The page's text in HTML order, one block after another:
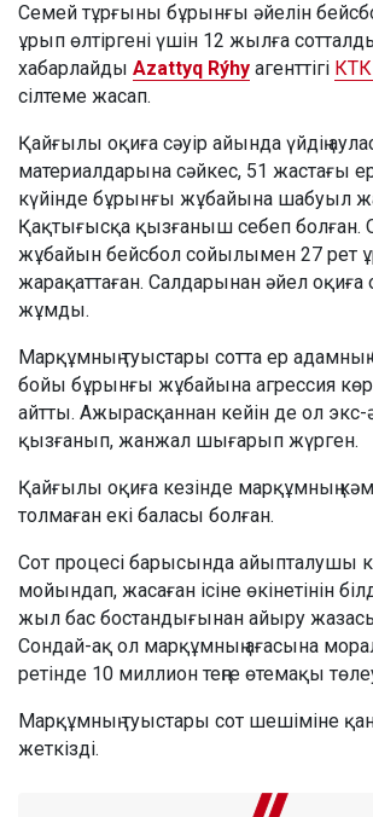
Семей тұрғыны бұрынғы әйелін
ұрып өлтіргені үшін 12 жылға
хабарлайды Azattyq Rýhy агенттігі КТК
сілтеме жасап.
Қайғылы оқиға сәуір айында үйдің
материалдарына сәйкес, 51 жастағы
күйінде бұрынғы жұбайына шабуыл
Қақтығысқа қызғаныш себеп болған.
жұбайын бейсбол сойылымен 27 рет
жарақаттаған. Салдарынан әйел
жұмды.
Марқұмның туыстары сотта ер
бойы бұрынғы жұбайына агрессия
айтты. Ажырасқаннан кейін де ол экс-
қызғанып, жанжал шығарып жүрген.
Қайғылы оқиға кезінде марқұмның
толмаған екі баласы болған.
Сот процесі барысында айыпталушы
мойындап, жасаған ісіне өкінетінін
жыл бас бостандығынан айыру
Сондай-ақ ол марқұмның ағасына
ретінде 10 миллион теңге өтемақы
Марқұмның туыстары сот шешіміне
жеткізді.